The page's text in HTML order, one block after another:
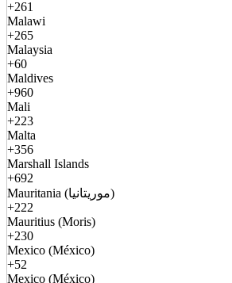
+261
Malawi
+265
Malaysia
+60
Maldives
+960
Mali
+223
Malta
+356
Marshall Islands
+692
Mauritania (موريتانيا)
+222
Mauritius (Moris)
+230
Mexico (México)
+52
Mexico (México)